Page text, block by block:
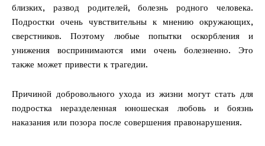
близких, развод родителей, болезнь родного человека.
Подростки очень чувствительны к мнению окружающих,
сверстников. Поэтому любые попытки оскорбления и
унижения воспринимаются ими очень болезненно. Это
также может привести к трагедии.
Причиной добровольного ухода из жизни могут стать для
подростка неразделенная юношеская любовь и боязнь
наказания или позора после совершения правонарушения.